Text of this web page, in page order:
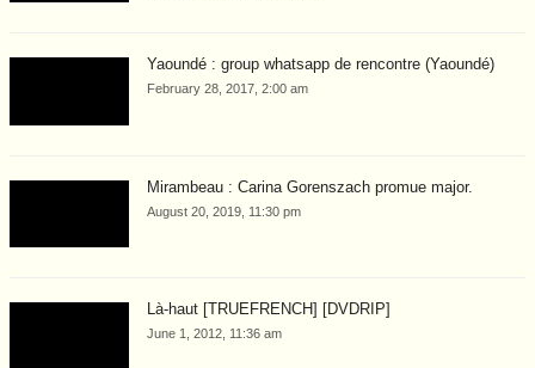
Yaoundé : group whatsapp de rencontre (Yaoundé)
February 28, 2017, 2:00 am
Mirambeau : Carina Gorenszach promue major.
August 20, 2019, 11:30 pm
Là-haut [TRUEFRENCH] [DVDRIP]
June 1, 2012, 11:36 am